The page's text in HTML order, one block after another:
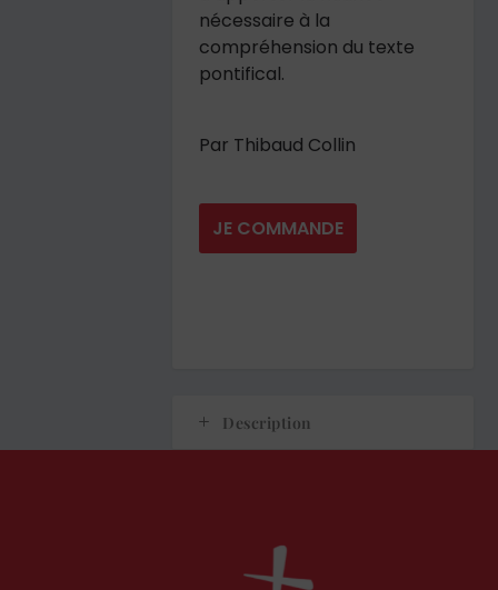
nécessaire à la
compréhension du texte
pontifical.
Par Thibaud Collin
JE COMMANDE
Description